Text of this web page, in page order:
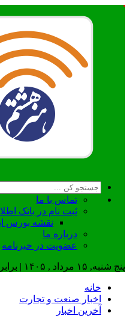
تماس با ما
ثبت نام در بانک
نقشه بورس
درباره ما
عضويت در خبرنامه
پنج شنبه, ۱۵ مرداد , ۱۴۰۵ | برابر با : 22 صفر 1448
خانه
اخبار صنعت و تجارت
آخرین اخبار